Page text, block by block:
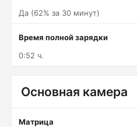
Да (62% за 30 минут)
Время полной зарядки
0:52 ч.
Основная камера
Матрица